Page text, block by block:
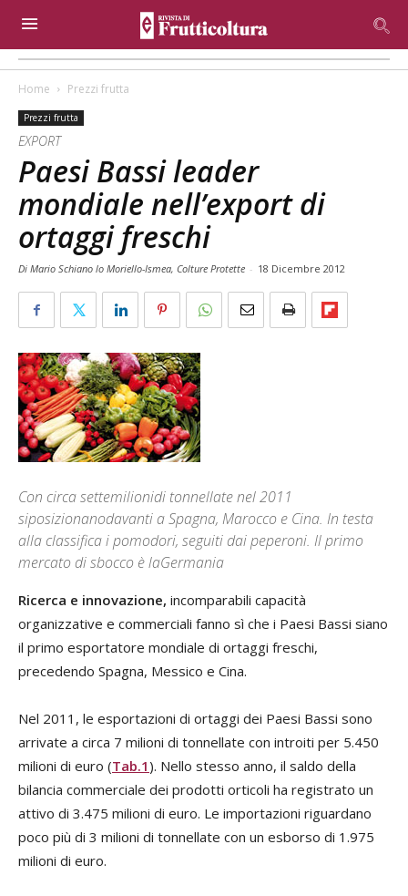
Home Prezzi frutta
Prezzi frutta
EXPORT
Paesi Bassi leader
mondiale nell’export di
ortaggi freschi
Di Mario Schiano lo Moriello-Ismea, Colture Protette - 18 Dicembre 2012
Con circa settemilionidi tonnellate nel 2011
siposizionanodavanti a Spagna, Marocco e Cina. In testa
alla classifica i pomodori, seguiti dai peperoni. Il primo
mercato di sbocco è laGermania
Ricerca e innovazione, incomparabili capacità
organizzative e commerciali fanno sì che i Paesi Bassi siano
il primo esportatore mondiale di ortaggi freschi,
precedendo Spagna, Messico e Cina.
Nel 2011, le esportazioni di ortaggi dei Paesi Bassi sono
arrivate a circa 7 milioni di tonnellate con introiti per 5.450
milioni di euro (Tab.1). Nello stesso anno, il saldo della
bilancia commerciale dei prodotti orticoli ha registrato un
attivo di 3.475 milioni di euro. Le importazioni riguardano
poco più di 3 milioni di tonnellate con un esborso di 1.975
milioni di euro.